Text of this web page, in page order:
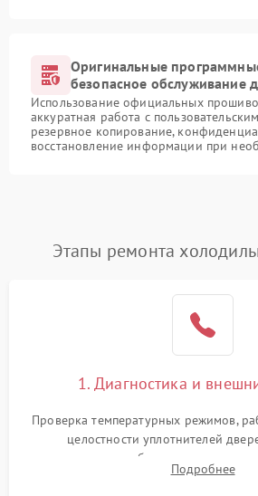
Оригинальные
безопасное обслуживание
Использование официальных
аккуратная работа с
резервное копирование,
восстановление информации при
Этапы ремонта
1. Диагностика и
Проверка температурных режимов,
целостности уплотнителей
сопротивления обмоток мотора,
считывание кодов ошибок с
Подробнее